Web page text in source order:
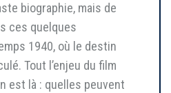
biographie, mais de
ces quelques
1940, où le destin
Tout l’enjeu du film
est là : quelles peuvent